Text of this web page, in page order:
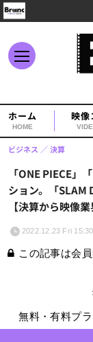
ホーム
HOME
映像
「ONE PIECE」
ション。「SLAM
【決算から映像
ビジネス 決算
2022.12.23 Fri 15:30
この記事は会
無料・有料プ